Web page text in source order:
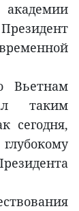
Вьетнам
таким
сегодня,